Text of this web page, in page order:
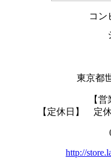
コン
東京都
【
【定休日】 定
http://